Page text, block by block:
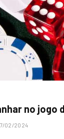
no jogo
02/2024